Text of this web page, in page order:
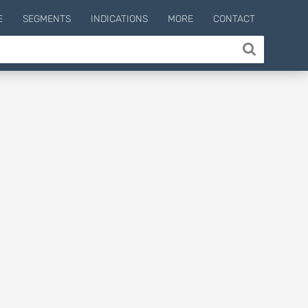
SEGMENTS INDICATIONS MORE CONTACT